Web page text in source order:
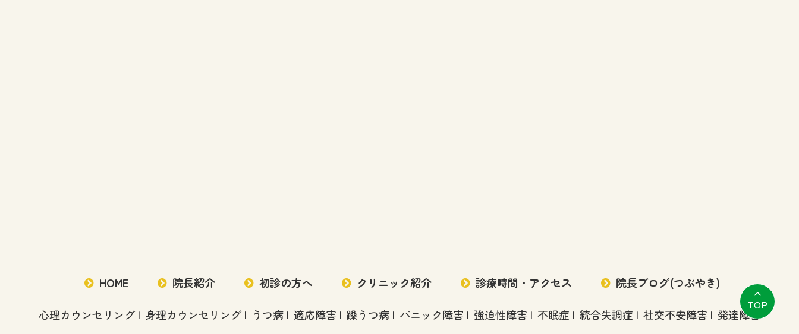
TOP
HOME 院長紹介 初診の方へ クリニック紹介 診療時間・アクセス 院長ブログ(つぶやき)
心理カウンセリング 身理カウンセリング うつ病 適応障害 躁うつ病 パニック障害 強迫性障害 不眠症 統合失調症 社交不安障害 発達障害